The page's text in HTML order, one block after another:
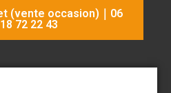
(vente occasion)｜06
18 72 22 43